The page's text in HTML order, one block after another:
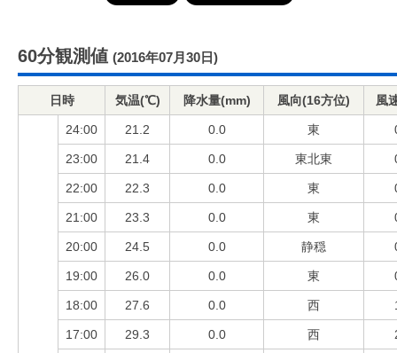
60分観測値 (2016年07月30日)
日時 気温(℃) 降水量(mm) 風向(16方位) 風
24:00 21.2 0.0 東
23:00 21.4 0.0 東北東
22:00 22.3 0.0 東
21:00 23.3 0.0 東
20:00 24.5 0.0 静穏
19:00 26.0 0.0 東
18:00 27.6 0.0 西
17:00 29.3 0.0 西